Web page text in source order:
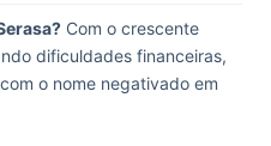
Com o crescente
dificuldades financeiras,
o nome negativado em